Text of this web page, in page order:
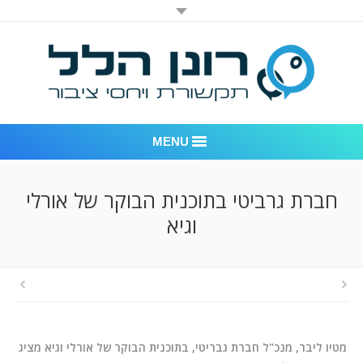
MENU
חברת גרביטי בתוכנית הבוקר של אורלי
וגיא
מטיו ליבר, מנכ"ל חברת גבריטי, בתוכנית הבוקר של אורלי וגיא מציג